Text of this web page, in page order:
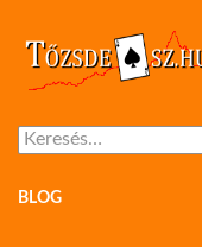
Keresés:
BLOG